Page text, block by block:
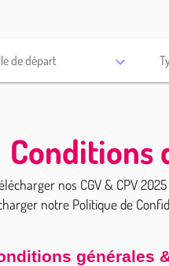
de départ
Conditions
nos CGV & CPV
notre Politique de
générales